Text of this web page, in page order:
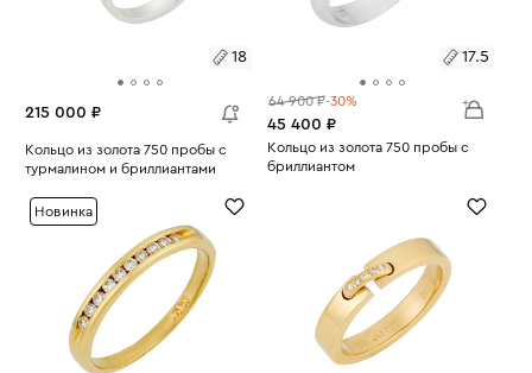
18
215 000 ₽
Размеры:
Кольцо из золота 750 пробы с
турмалином и бриллиантами
17.5
64 900 ₽-30%
45 400 ₽
Размеры:
Кольцо из золота 750 пробы с
бриллиантом
Новинка